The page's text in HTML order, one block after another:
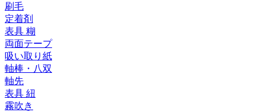
刷毛
定着剤
表具 糊
両面テープ
吸い取り紙
軸棒・八双
軸先
表具 紐
霧吹き